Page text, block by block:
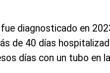
diagnosticado en
de 40 días
días con un tubo en